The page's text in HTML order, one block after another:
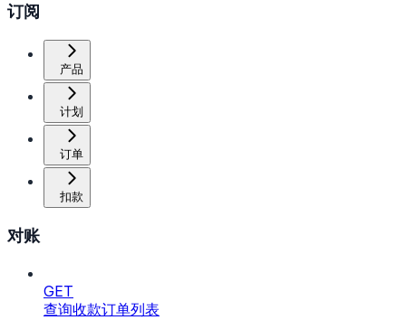
订阅
产品
计划
订单
扣款
对账
GET
查询收款订单列表